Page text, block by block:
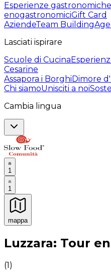
Esperienze gastronomiche
enogastronomiciGift Card
AziendeTeam Building
Lasciati ispirare
Scuole di Cucina
Cesarine
Assapora i BorghiDimore
Chi siamoUnisciti a noi
Cambia lingua
1
1
mappa
Esperienze culinarie
Luzzara: Tour
(1)